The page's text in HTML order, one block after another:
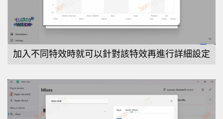
加入不同特效時就可以針對該特效再進行詳細設定